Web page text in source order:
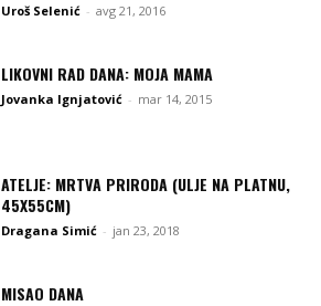
Uroš Selenić - avg 21, 2016
LIKOVNI RAD DANA: MOJA MAMA
Jovanka Ignjatović - mar 14, 2015
ATELJE: MRTVA PRIRODA (ULJE NA PLATNU,
45X55CM)
Dragana Simić - jan 23, 2018
MISAO DANA